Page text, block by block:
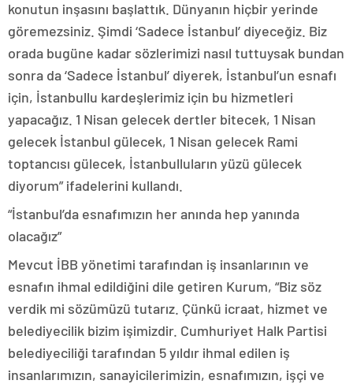
konutun inşasını başlattık. Dünyanın hiçbir yerinde
göremezsiniz. Şimdi ‘Sadece İstanbul’ diyeceğiz. Biz
orada bugüne kadar sözlerimizi nasıl tuttuysak bundan
sonra da ‘Sadece İstanbul’ diyerek, İstanbul’un esnafı
için, İstanbullu kardeşlerimiz için bu hizmetleri
yapacağız. 1 Nisan gelecek dertler bitecek, 1 Nisan
gelecek İstanbul gülecek, 1 Nisan gelecek Rami
toptancısı gülecek, İstanbulluların yüzü gülecek
diyorum” ifadelerini kullandı.
“İstanbul’da esnafımızın her anında hep yanında
olacağız”
Mevcut İBB yönetimi tarafından iş insanlarının ve
esnafın ihmal edildiğini dile getiren Kurum, “Biz söz
verdik mi sözümüzü tutarız. Çünkü icraat, hizmet ve
belediyecilik bizim işimizdir. Cumhuriyet Halk Partisi
belediyeciliği tarafından 5 yıldır ihmal edilen iş
insanlarımızın, sanayicilerimizin, esnafımızın, işçi ve